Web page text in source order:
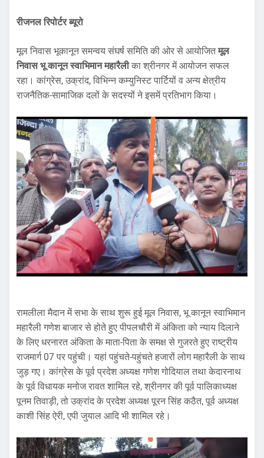
रीजनल रिपोर्टर ब्यूरो
मूल निवास भूकानून समन्वय संघर्ष समिति की ओर से आयोजितमूल
निवास भू कानून स्वाभिमान महारैलीका श्रीनगर में आयोजन सफल
रहा। कांग्रेस, उक्रांद, विभिन्न कम्युनिस्ट पार्टियों व अन्य क्षेत्रीय
राजनैतिक-सामाजिक दलों के सदस्यों ने इसमें प्रतिभाग किया।
रामलीला मैदान में सभा के साथ शुरू हुई मूल निवास, भू कानून स्वाभिमान
महारैली गणेश बाजार से होते हुए पीपलचौरी में अंकिता को न्याय दिलाने
के लिए धरनारत अंकिता के माता-पिता के समक्ष से गुजरते हुए राष्ट्रीय
राजमार्ग 07 पर पहुंची। यहां पहुंचते-पहुंचते हजारों लोग महारैली के साथ
जुड़ गए। कांग्रेस के पूर्व प्रदेश अध्यक्ष गणेश गोदियाल तथा केदारनाथ
के पूर्व विधायक मनोज रावत शामिल रहे, श्रीनगर की पूर्व पालिकाध्यक्ष
पूनम तिवाड़ी, तो उक्रांद के प्रदेश अध्यक्ष पूरन सिंह कठैत, पूर्व अध्यक्ष
काशी सिंह ऐरी, एपी जुयाल आदि भी शामिल रहे।